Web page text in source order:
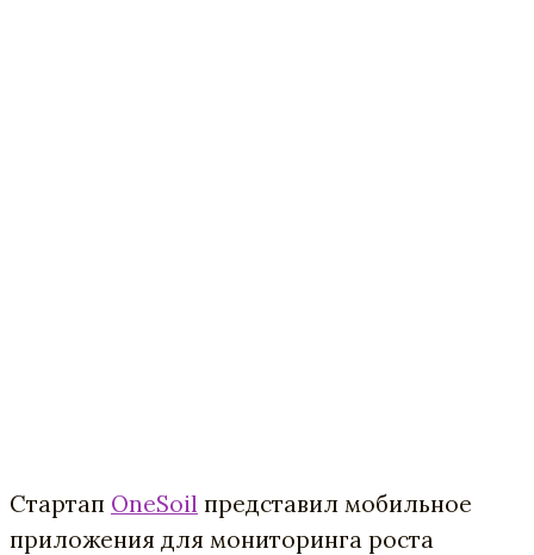
Стартап OneSoil представил мобильное
приложения для мониторинга роста